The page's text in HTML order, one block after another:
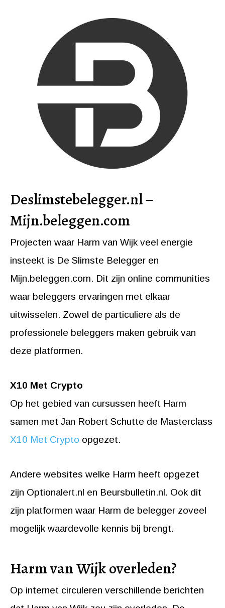
Deslimstebelegger.nl –
Mijn.beleggen.com
Projecten waar Harm van Wijk veel energie
insteekt is De Slimste Belegger en
Mijn.beleggen.com. Dit zijn online communities
waar beleggers ervaringen met elkaar
uitwisselen. Zowel de particuliere als de
professionele beleggers maken gebruik van
deze platformen.
X10 Met Crypto
Op het gebied van cursussen heeft Harm
samen met Jan Robert Schutte de Masterclass
X10 Met Crypto opgezet.
Andere websites welke Harm heeft opgezet
zijn Optionalert.nl en Beursbulletin.nl. Ook dit
zijn platformen waar Harm de belegger zoveel
mogelijk waardevolle kennis bij brengt.
Harm van Wijk overleden?
Op internet circuleren verschillende berichten